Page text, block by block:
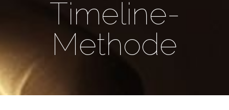
Timeline-
Methode